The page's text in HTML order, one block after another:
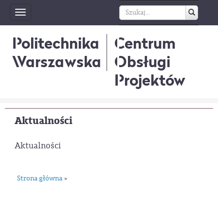
Toggle
navigation
Politechnika
Warszawska
Centrum
Obsługi
Projektów
Aktualności
Aktualności
Strona główna »